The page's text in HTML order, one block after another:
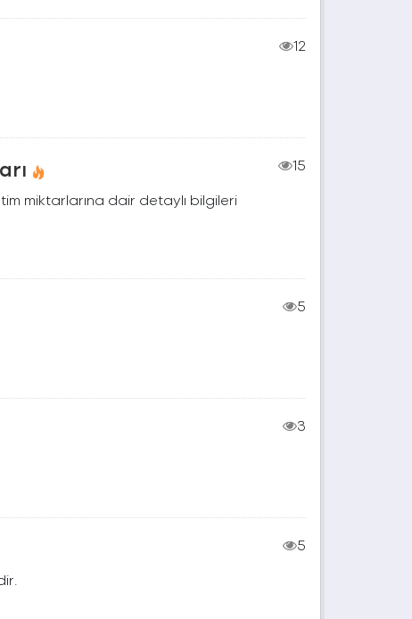
12
15
miktarlarına dair detaylı bilgileri
5
3
5